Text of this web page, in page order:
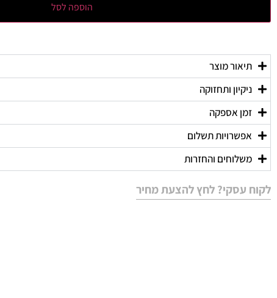
הוספה לסל
תיאור מוצר
ניקיון ותחזוקה
זמן אספקה
אפשרויות תשלום
משלוחים והחזרות
לקוח עסקי? לחץ להצעת מחיר